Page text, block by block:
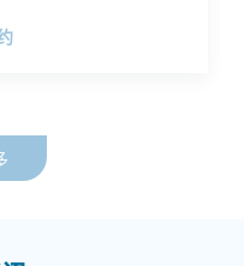
底重建手术方面具有
读医学硕士学位，现
是上海市妇女病康复
年学组组长、上海市
员，并担任中国整形